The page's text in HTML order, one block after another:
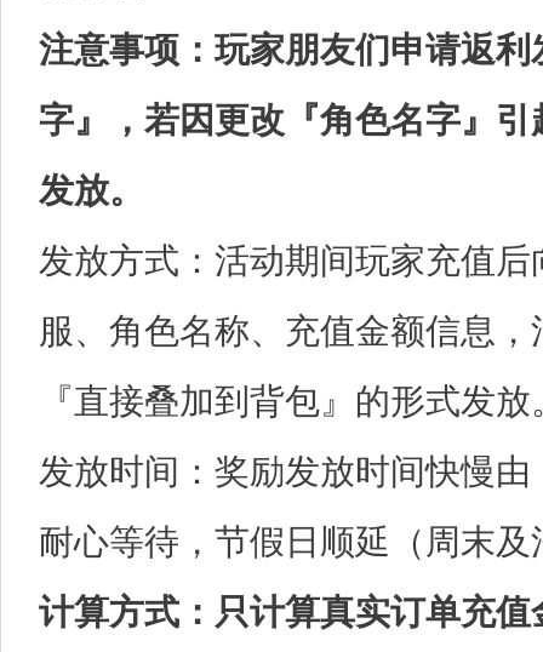
注意事项：玩家朋友们申请返
字』，若因更改『角色名字』
发放。
发放方式：活动期间玩家充值
服、角色名称、充值金额信息
『直接叠加到背包』的形式发放
发放时间：奖励发放时间快慢
耐心等待，节假日顺延（周末
计算方式：只计算真实订单充